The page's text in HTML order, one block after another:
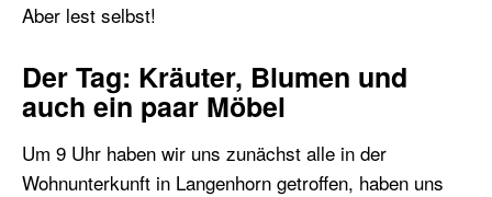
Aber lest selbst!
Der Tag: Kräuter, Blumen und
auch ein paar Möbel
Um 9 Uhr haben wir uns zunächst alle in der
Wohnunterkunft in Langenhorn getroffen, haben uns